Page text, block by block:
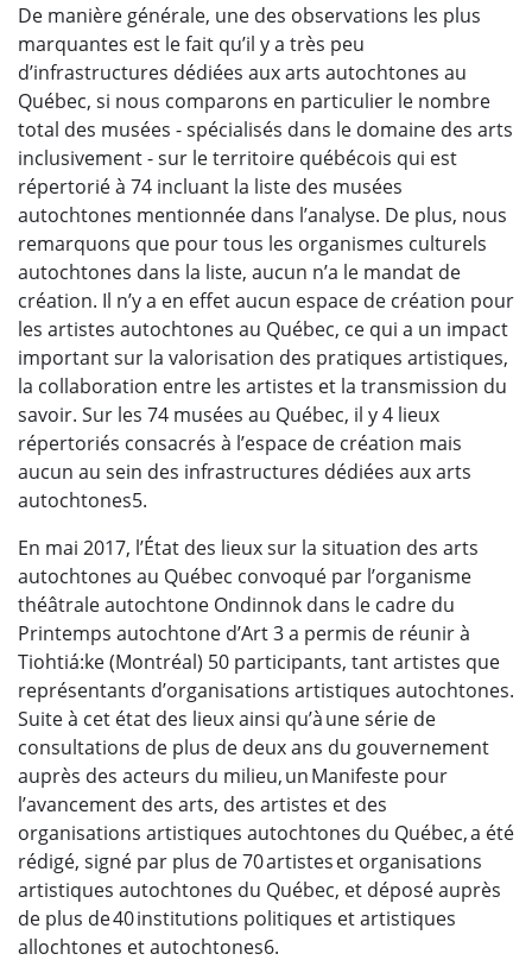
De manière générale, une des observations les plus
marquantes est le fait qu’il y a très peu
d’infrastructures dédiées aux arts autochtones au
Québec, si nous comparons en particulier le nombre
total des musées - spécialisés dans le domaine des arts
inclusivement - sur le territoire québécois qui est
répertorié à 74 incluant la liste des musées
autochtones mentionnée dans l’analyse. De plus, nous
remarquons que pour tous les organismes culturels
autochtones dans la liste, aucun n’a le mandat de
création. Il n’y a en effet aucun espace de création pour
les artistes autochtones au Québec, ce qui a un impact
important sur la valorisation des pratiques artistiques,
la collaboration entre les artistes et la transmission du
savoir. Sur les 74 musées au Québec, il y 4 lieux
répertoriés consacrés à l’espace de création mais
aucun au sein des infrastructures dédiées aux arts
autochtones5.
En mai 2017, l’État des lieux sur la situation des arts
autochtones au Québec convoqué par l’organisme
théâtrale autochtone Ondinnok dans le cadre du
Printemps autochtone d’Art 3 a permis de réunir à
Tiohtiá:ke (Montréal) 50 participants, tant artistes que
représentants d’organisations artistiques autochtones.
Suite à cet état des lieux ainsi qu’à une série de
consultations de plus de deux ans du gouvernement
auprès des acteurs du milieu, un Manifeste pour
l’avancement des arts, des artistes et des
organisations artistiques autochtones du Québec, a été
rédigé, signé par plus de 70 artistes et organisations
artistiques autochtones du Québec, et déposé auprès
de plus de 40 institutions politiques et artistiques
allochtones et autochtones6.